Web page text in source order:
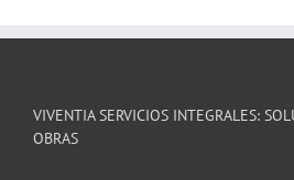
VIVENTIA SERVICIOS INTEGRALES:
OBRAS